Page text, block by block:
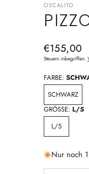
OSCALITO
Normaler
Preis
€155,00
Steuern inbegriffen.
FARBE:
SCHWARZ
GRÖSSE: L/5
L/5
Nur noch